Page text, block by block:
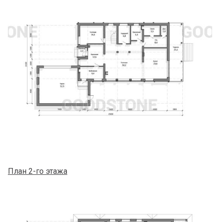
План 2-го этажа